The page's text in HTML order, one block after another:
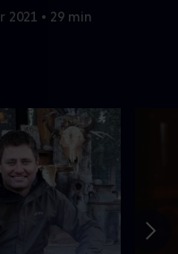
i deres liv.
2021 • 29 min